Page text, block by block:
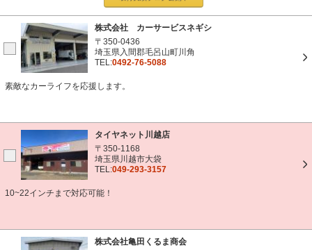
株式会社 カーサービスネギシ
〒350-0436
埼玉県入間郡毛呂山町川角
TEL:0492-76-5088
素敵なカーライフを応援します。
タイヤネット川越店
〒350-1168
埼玉県川越市大袋
TEL:049-293-3157
10~22インチまで対応可能！
株式会社亀田くるま商会